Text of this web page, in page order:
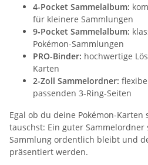
4-Pocket Sammelalbum:
für kleinere Sammlungen
9-Pocket Sammelalbum:
Pokémon-Sammlungen
PRO-Binder: hochwertige
Karten
2-Zoll Sammelordner:
passenden 3-Ring-Seiten
Egal ob du deine Pokémon-
tauschst: Ein guter
Sammlung ordentlich bleibt und
präsentiert werden.